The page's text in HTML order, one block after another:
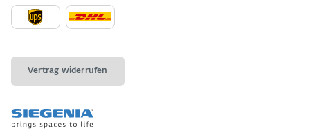
Vertrag widerrufen